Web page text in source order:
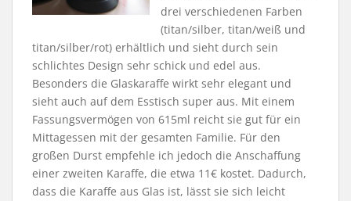
drei verschiedenen Farben
(titan/silber, titan/weiß und
titan/silber/rot) erhältlich und sieht durch sein
schlichtes Design sehr schick und edel aus.
Besonders die Glaskaraffe wirkt sehr elegant und
sieht auch auf dem Esstisch super aus. Mit einem
Fassungsvermögen von 615ml reicht sie gut für ein
Mittagessen mit der gesamten Familie. Für den
großen Durst empfehle ich jedoch die Anschaffung
einer zweiten Karaffe, die etwa 11€ kostet. Dadurch,
dass die Karaffe aus Glas ist, lässt sie sich leicht